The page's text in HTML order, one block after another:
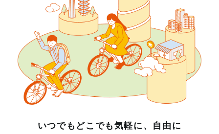
いつでもどこでも気軽に、自由に